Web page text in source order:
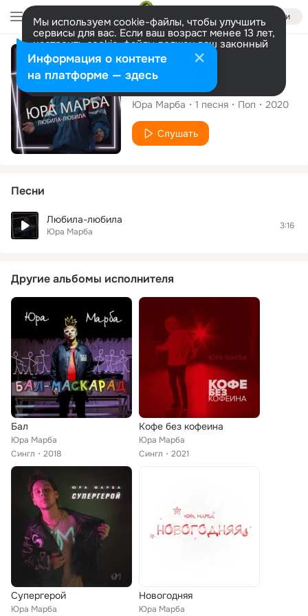
Войти
Мы используем cookie-файлы, чтобы улучшить
сервисы для вас. Если ваш возраст менее 13 лет,
настроить cookie-файлы должен ваш законный
представитель. Больше информации
Разрешить все Настроить
Сингл
Любила-любила
Юра Марба 1 песня Поп 2020
Слушать
Песни
Любила-любила
Юра Марба
3:16
Другие альбомы исполнителя
Бал
Юра Марба
Сингл
2018
Кофе без кофеина
Юра Марба
Сингл
2021
Супергерой
Юра Марба
Новогодняя
Юра Марба
Информация о контенте
на платформе — здесь